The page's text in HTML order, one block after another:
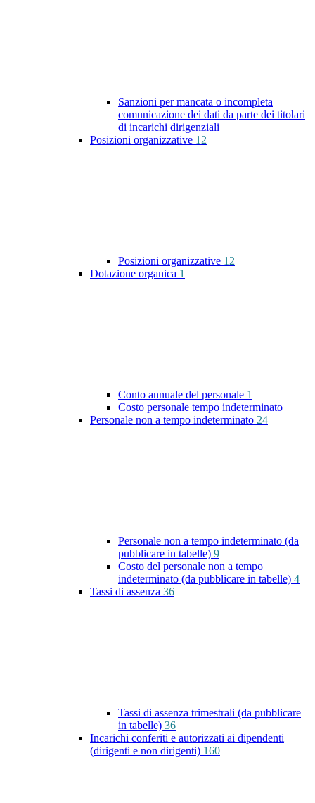
Sanzioni per mancata o incompleta
comunicazione dei dati da parte dei titolari
di incarichi dirigenziali
Posizioni organizzative 12
Posizioni organizzative 12
Dotazione organica 1
Conto annuale del personale 1
Costo personale tempo indeterminato
Personale non a tempo indeterminato 24
Personale non a tempo indeterminato (da
pubblicare in tabelle) 9
Costo del personale non a tempo
indeterminato (da pubblicare in tabelle) 4
Tassi di assenza 36
Tassi di assenza trimestrali (da pubblicare
in tabelle) 36
Incarichi conferiti e autorizzati ai dipendenti
(dirigenti e non dirigenti) 160